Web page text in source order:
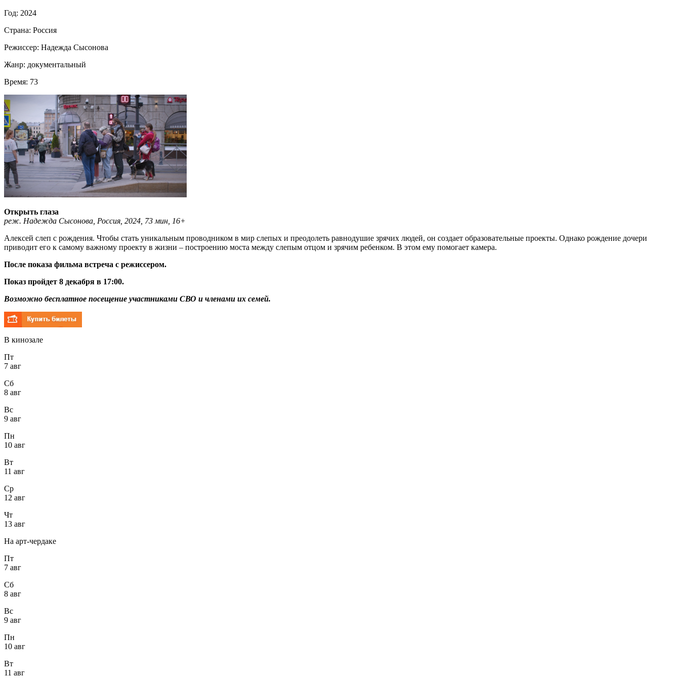
Год: 2024
Страна: Россия
Режиссер: Надежда Сысонова
Жанр: документальный
Время: 73
Открыть глаза
реж. Надежда Сысонова, Россия, 2024, 73 мин, 16+
Алексей слеп с рождения. Чтобы стать уникальным проводником в мир слепых и преодолеть равнодушие зрячих людей, он создает образовательные проекты. Однако рождение дочери
приводит его к самому важному проекту в жизни – построению моста между слепым отцом и зрячим ребенком. В этом ему помогает камера.
После показа фильма встреча с режиссером.
Показ пройдет 8 декабря в 17:00.
Возможно бесплатное посещение участниками СВО и членами их семей.
В кинозале
Пт
7 авг
Сб
8 авг
Вс
9 авг
Пн
10 авг
Вт
11 авг
Ср
12 авг
Чт
13 авг
На арт-чердаке
Пт
7 авг
Сб
8 авг
Вс
9 авг
Пн
10 авг
Вт
11 авг